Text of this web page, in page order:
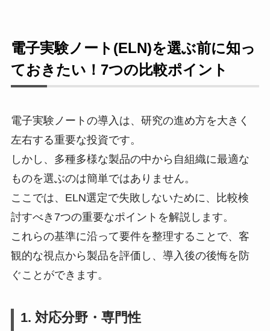
電子実験ノート(ELN)を選ぶ前に知っ
ておきたい！7つの比較ポイント
電子実験ノートの導入は、研究の進め方を大きく
左右する重要な投資です。
しかし、多種多様な製品の中から自組織に最適な
ものを選ぶのは簡単ではありません。
ここでは、ELN選定で失敗しないために、比較検
討すべき7つの重要なポイントを解説します。
これらの基準に沿って要件を整理することで、客
観的な視点から製品を評価し、導入後の後悔を防
ぐことができます。
1. 対応分野・専門性